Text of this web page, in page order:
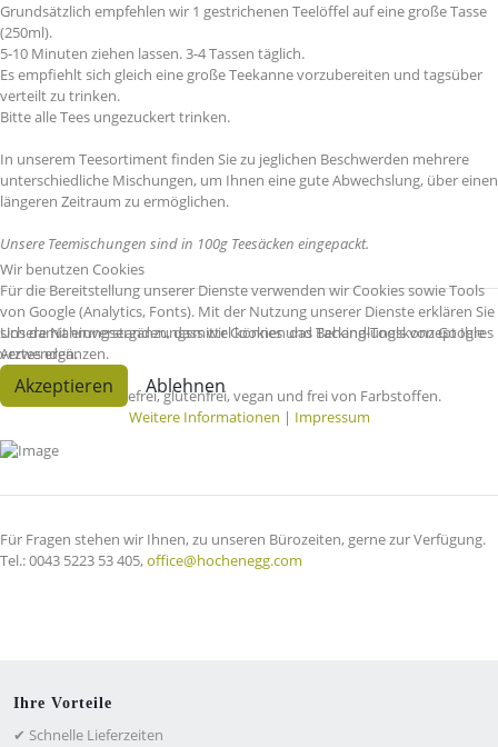
Grundsätzlich empfehlen wir 1 gestrichenen Teelöffel auf eine große Tasse
(250ml).
5-10 Minuten ziehen lassen. 3-4 Tassen täglich.
Es empfiehlt sich gleich eine große Teekanne vorzubereiten und tagsüber
verteilt zu trinken.
Bitte alle Tees ungezuckert trinken.
In unserem Teesortiment finden Sie zu jeglichen Beschwerden mehrere
unterschiedliche Mischungen, um Ihnen eine gute Abwechslung, über einen
längeren Zeitraum zu ermöglichen.
Unsere Teemischungen sind in 100g Teesäcken eingepackt.
Unsere Nahrungsergänzungsmittel können das Behandlungskonzept Ihres
Arztes ergänzen.
Wir sind BIO, laktosefrei, glutenfrei, vegan und frei von Farbstoffen.
Für Fragen stehen wir Ihnen, zu unseren Bürozeiten, gerne zur Verfügung.
Tel.: 0043 5223 53 405,office@hochenegg.com
Ihre Vorteile
✔ Schnelle Lieferzeiten
Wir benutzen Cookies
Für die Bereitstellung unserer Dienste verwenden wir Cookies sowie Tools
von Google (Analytics, Fonts). Mit der Nutzung unserer Dienste erklären Sie
sich damit einverstanden, dass wir Cookies und Tacking-Tools von Google
verwenden.
Akzeptieren Ablehnen
Weitere Informationen | Impressum